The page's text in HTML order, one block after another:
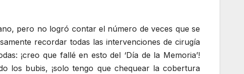
pero no logró contar el número de veces que se
recordar todas las intervenciones de cirugía
¡creo que fallé en esto del ‘Día de la Memoria’!
los bubis, ¡solo tengo que chequear la cobertura